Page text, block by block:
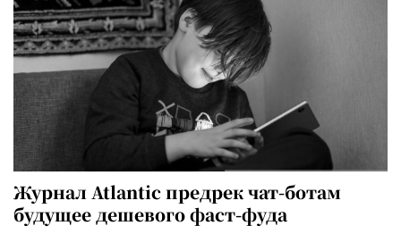
Журнал Atlantic предрек чат-ботам
будущее дешевого фаст-фуда